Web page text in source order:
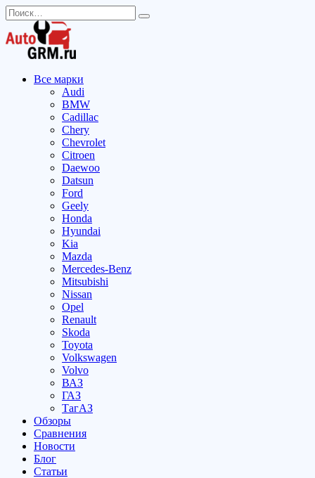
Перейти
к
содержанию
Search
for:
Все марки
Audi
BMW
Cadillac
Chery
Chevrolet
Citroen
Daewoo
Datsun
Ford
Geely
Honda
Hyundai
Kia
Mazda
Mercedes-Benz
Mitsubishi
Nissan
Opel
Renault
Skoda
Toyota
Volkswagen
Volvo
ВАЗ
ГАЗ
ТагАЗ
Обзоры
Сравнения
Новости
Блог
Статьи